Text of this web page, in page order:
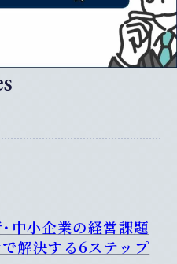
中小企業の経営課題
解決する6ステップ